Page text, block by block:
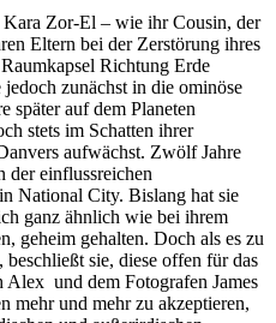
Zor-El – wie ihr Cousin, der
Eltern bei der Zerstörung ihres
Richtung Erde
zunächst in die ominöse
später auf dem Planeten
stets im Schatten ihrer
aufwächst. Zwölf Jahre
der einflussreichen
National City. Bislang hat sie
ganz ähnlich wie bei ihrem
geheim gehalten. Doch als es zu
sie, diese offen für das
Alex und dem Fotografen James
mehr und mehr zu akzeptieren,